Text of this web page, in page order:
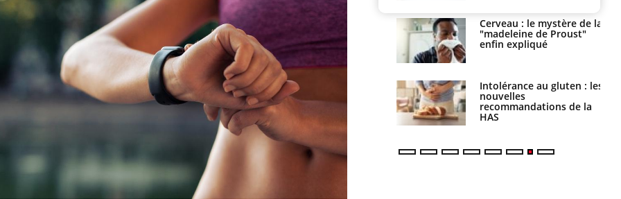
Mordue par un
barracuda, une petite fille
secourue grâce à un
réflexe essentiel
Légionellose en Suisse :
quelle est l’origine de la
contamination ?
sommeil des enfants en
vacances ?
Bilan prévention : ce que
les kinés pourront
bientôt faire
Cerveau : le mystère de la
"madeleine de Proust"
enfin expliqué
Intolérance au gluten : les
nouvelles
recommandations de la
HAS